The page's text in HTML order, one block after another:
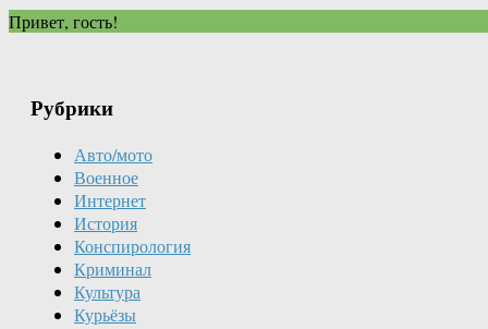
Привет, гость!
Рубрики
Авто/мото
Военное
Интернет
История
Конспирология
Криминал
Культура
Курьёзы